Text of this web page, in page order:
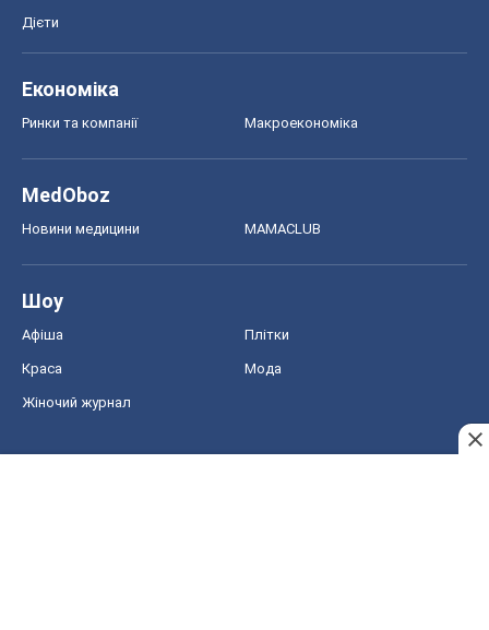
Дієти
Економіка
Ринки та компанії Макроекономіка
MedOboz
Новини медицини MAMACLUB
Шоу
Афіша Плітки
Краса Мода
Жіночий журнал